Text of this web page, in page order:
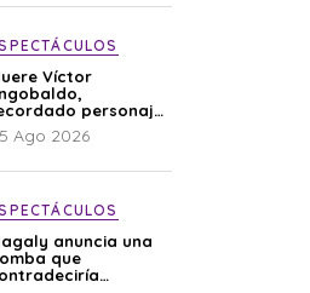
Víctor
personaje
la farándula y
de Shirley
Ago 2026
anuncia una
que